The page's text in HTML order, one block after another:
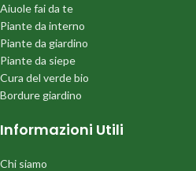
Aiuole fai da te
Piante da interno
Piante da giardino
Piante da siepe
Cura del verde bio
Bordure giardino
Informazioni Utili
Chi siamo